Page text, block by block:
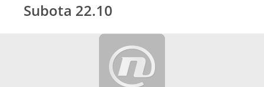
Subota 22.10